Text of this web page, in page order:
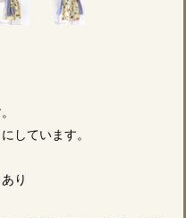
しています。
り